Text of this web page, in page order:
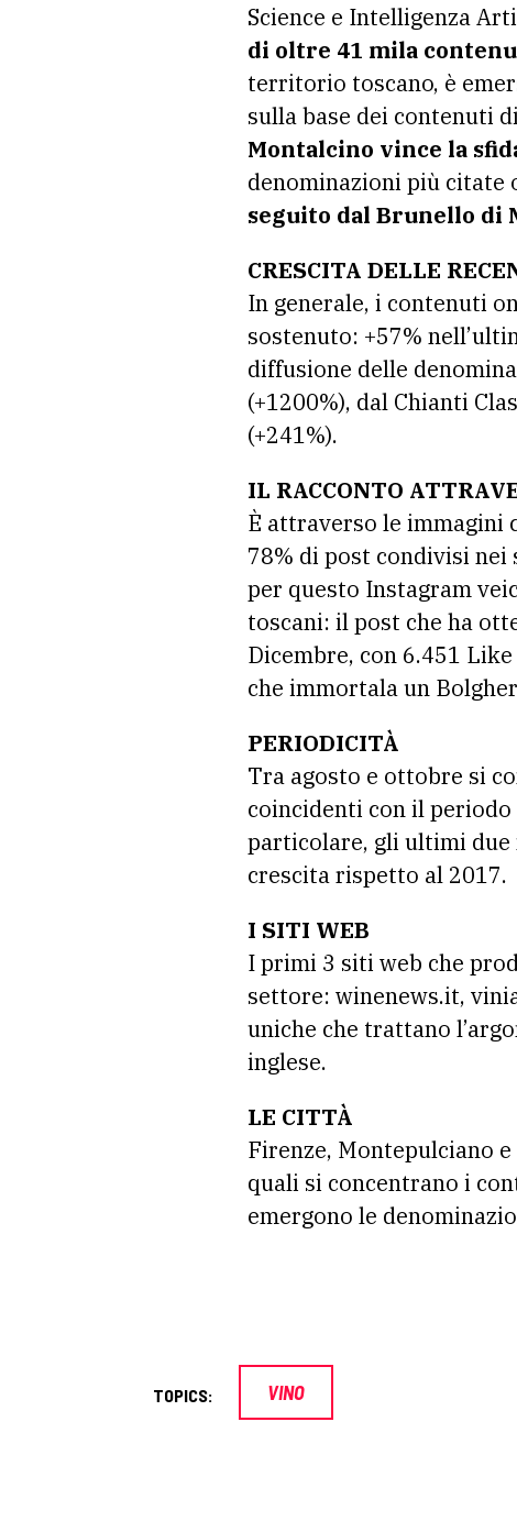
Science e Intelligenza
di oltre 41 mila
territorio toscano, è
sulla base dei contenuti
Montalcino vince la
denominazioni più citate
seguito dal Brunello di
CRESCITA DELLE
In generale, i contenuti
sostenuto: +57%
diffusione delle
(+1200%), dal Chianti
(+241%).
IL RACCONTO
È attraverso le immagini
78% di post condivisi
per questo Instagram
toscani: il post che ha
Dicembre, con 6.451
che immortala un
PERIODICITÀ
Tra agosto e ottobre si
coincidenti con il
particolare, gli ultimi due
crescita rispetto al 2017.
I SITI WEB
I primi 3 siti web che
settore: winenews.it,
uniche che trattano
inglese.
LE CITTÀ
Firenze, Montepulciano
quali si concentrano i
emergono le
TOPICS: VINO